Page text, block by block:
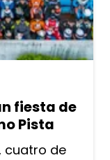
fiesta de
Pista
cuatro de